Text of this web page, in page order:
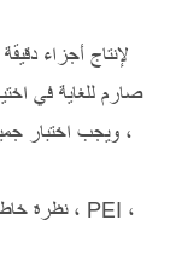
لإنتاج أجزاء
، ويجب اختبار